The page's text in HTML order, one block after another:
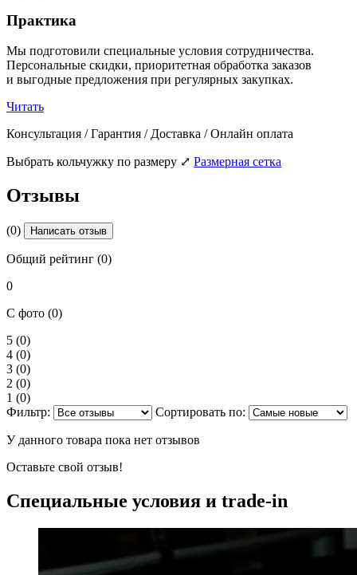
Практика
Мы подготовили специальные условия сотрудничества.
Персональные скидки, приоритетная обработка заказов
и выгодные предложения при регулярных закупках.
Читать
Консультация / Гарантия / Доставка / Онлайн оплата
Выбрать кольчужку по размеру ⤢ Размерная сетка
Отзывы
(0) Написать отзыв
Общий рейтинг (0)
0
С фото (0)
5 (0)
4 (0)
3 (0)
2 (0)
1 (0)
Фильтр:
Сортировать по:
У данного товара пока нет отзывов
Оставьте свой отзыв!
Специальные условия и trade-in